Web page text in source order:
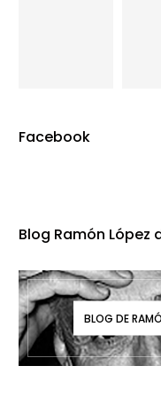
Facebook
Blog Ramón López
BLOG DE